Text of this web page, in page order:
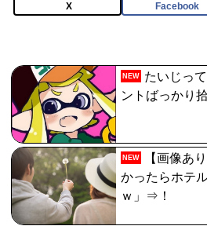
体調不良で休んでパチコ通って
【FGO】バッファーとしても十
強化みんなの反応まとめ
X Facebook
NEW
たいじっ
ントばっかり
NEW
【画像あ
かったらホテ
ｗ」⇒！